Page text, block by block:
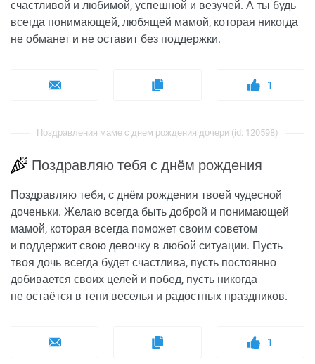
счастливой и любимой, успешной и везучей. А ты будь
всегда понимающей, любящей мамой, которая никогда
не обманет и не оставит без поддержки.
1
Поздравления маме с днем рождения дочери (id: 120598)
Поздравляю тебя с днём рождения
Поздравляю тебя, с днём рождения твоей чудесной
доченьки. Желаю всегда быть доброй и понимающей
мамой, которая всегда поможет своим советом
и поддержит свою девочку в любой ситуации. Пусть
твоя дочь всегда будет счастлива, пусть постоянно
добивается своих целей и побед, пусть никогда
не остаётся в тени веселья и радостных праздников.
1